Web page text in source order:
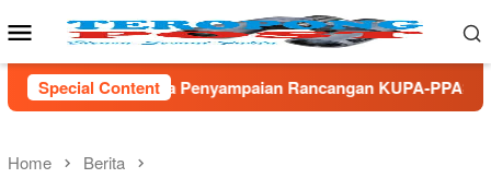
to
Mobile
Menu
Special Content
Rancangan KUPA-PPAS Perubahan APBD TA 2026
Home Berita